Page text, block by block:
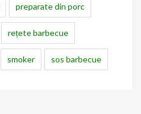
preparate din porc
rețete barbecue
smoker sos barbecue